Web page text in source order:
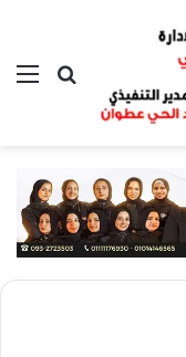
بحث عن